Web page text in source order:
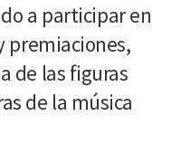
a participar en
premiaciones,
de las figuras
de la música